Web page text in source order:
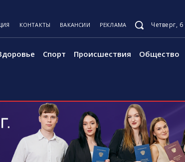
КОНТАКТЫ ВАКАНСИИ РЕКЛАМА Четверг, 6
Спорт Происшествия Общество